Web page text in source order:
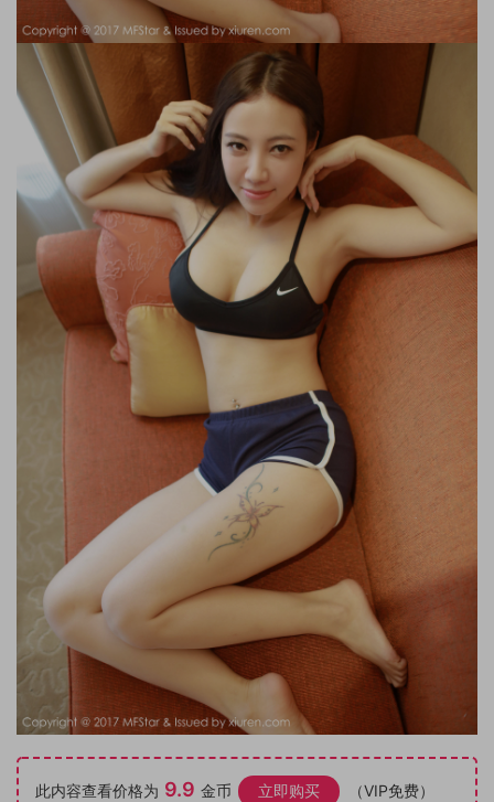
此内容查看价格为 9.9 金币 立即购买
（VIP免费）